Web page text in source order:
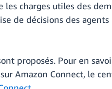
charges utiles des
de décisions des
proposés. Pour en
Amazon Connect, le